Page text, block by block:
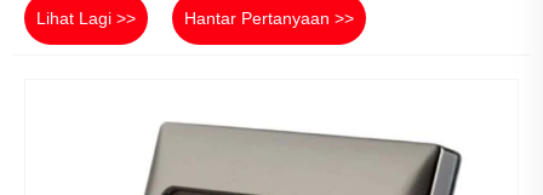
Lihat Lagi >> Hantar Pertanyaan >>